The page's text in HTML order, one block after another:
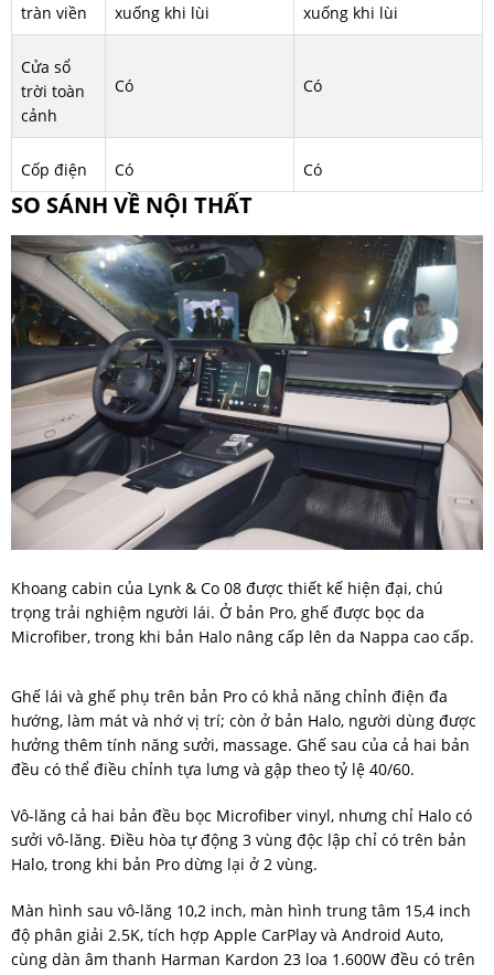
tràn viền
xuống khi lùi
xuống khi lùi
Cửa sổ
trời toàn
cảnh
Có Có
Cốp điện Có Có
SO SÁNH VỀ NỘI THẤT
Khoang cabin của Lynk & Co 08 được thiết kế hiện đại, chú
trọng trải nghiệm người lái. Ở bản Pro, ghế được bọc da
Microfiber, trong khi bản Halo nâng cấp lên da Nappa cao cấp.
Ghế lái và ghế phụ trên bản Pro có khả năng chỉnh điện đa
hướng, làm mát và nhớ vị trí; còn ở bản Halo, người dùng được
hưởng thêm tính năng sưởi, massage. Ghế sau của cả hai bản
đều có thể điều chỉnh tựa lưng và gập theo tỷ lệ 40/60.
Vô-lăng cả hai bản đều bọc Microfiber vinyl, nhưng chỉ Halo có
sưởi vô-lăng. Điều hòa tự động 3 vùng độc lập chỉ có trên bản
Halo, trong khi bản Pro dừng lại ở 2 vùng.
Màn hình sau vô-lăng 10,2 inch, màn hình trung tâm 15,4 inch
độ phân giải 2.5K, tích hợp Apple CarPlay và Android Auto,
cùng dàn âm thanh Harman Kardon 23 loa 1.600W đều có trên